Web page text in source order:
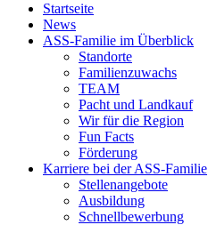
Startseite
News
ASS-Familie im Überblick
Standorte
Familienzuwachs
TEAM
Pacht und Landkauf
Wir für die Region
Fun Facts
Förderung
Karriere bei der ASS-Familie
Stellenangebote
Ausbildung
Schnellbewerbung